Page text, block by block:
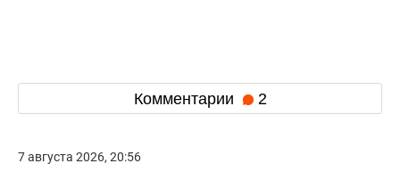
Комментарии 2
7 августа 2026, 20:56